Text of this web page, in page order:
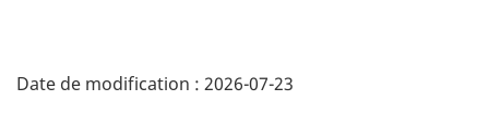
é
Date de modification : 2026-07-23